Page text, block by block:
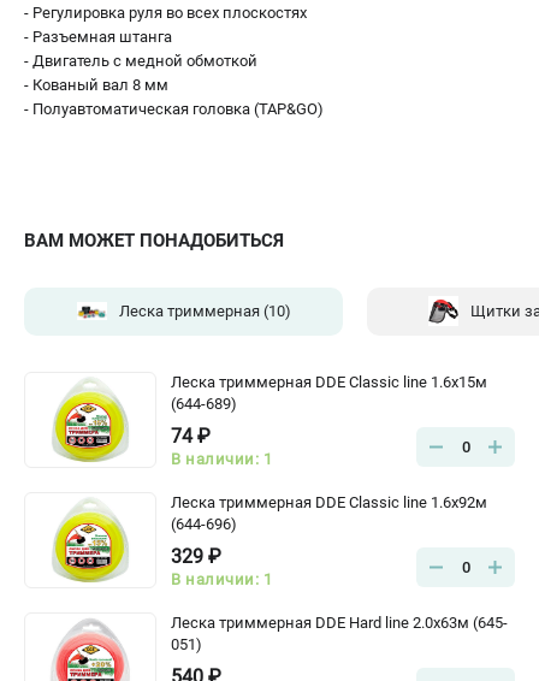
ВАМ МОЖЕТ ПОНАДОБИТЬСЯ
Леска триммерная(10) Щитки
Леска триммерная DDE Classic line 1.6x15м
(644-689)
74 ₽
В наличии: 1
0
Леска триммерная DDE Classic line 1.6x92м
(644-696)
329 ₽
В наличии: 1
0
Леска триммерная DDE Hard line 2.0x63м (645-
051)
540 ₽
- Регулировка руля во всех плоскостях
- Разъемная штанга
- Двигатель с медной обмоткой
- Кованый вал 8 мм
- Полуавтоматическая головка (TAP&GO)